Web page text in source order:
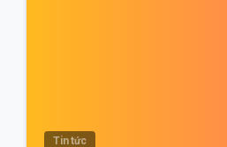
Tin tức